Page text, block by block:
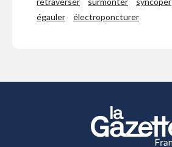
égauler
électroponcturer